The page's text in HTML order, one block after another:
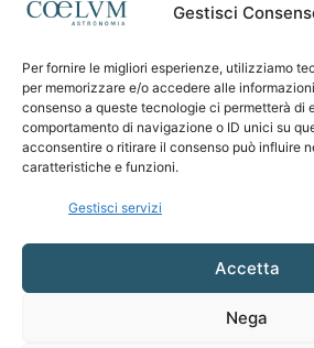
Gestisci
Per fornire le migliori esperienze, utilizziamo
per memorizzare e/o accedere alle
consenso a queste tecnologie ci permetterà di
comportamento di navigazione o ID unici su
acconsentire o ritirare il consenso può influire
caratteristiche e funzioni.
Gestisci servizi
Accetta
Nega
CHI SIAMO
Contattaci: